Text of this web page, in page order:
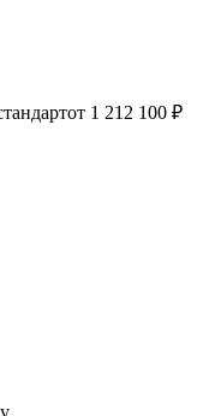
от 1 212 100 ₽